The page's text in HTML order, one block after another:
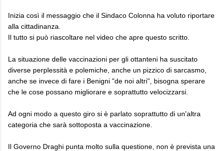
Inizia così il messaggio che il Sindaco Colonna ha voluto riportare
alla cittadinanza.
Il tutto si può riascoltare nel video che apre questo scritto.
La situazione delle vaccinazioni per gli ottanteni ha suscitato
diverse perplessità e polemiche, anche un pizzico di sarcasmo,
anche se invece di fare i Benigni "de noi altri", bisogna sperare
che le cose possano migliorare e soprattutto velocizzarsi.
Ad ogni modo a questo giro si è parlato soprattutto di un'altra
categoria che sarà sottoposta a vaccinazione.
Il Governo Draghi punta molto sulla questione, non è prevista una